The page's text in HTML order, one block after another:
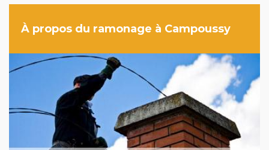
À propos du ramonage à Campoussy